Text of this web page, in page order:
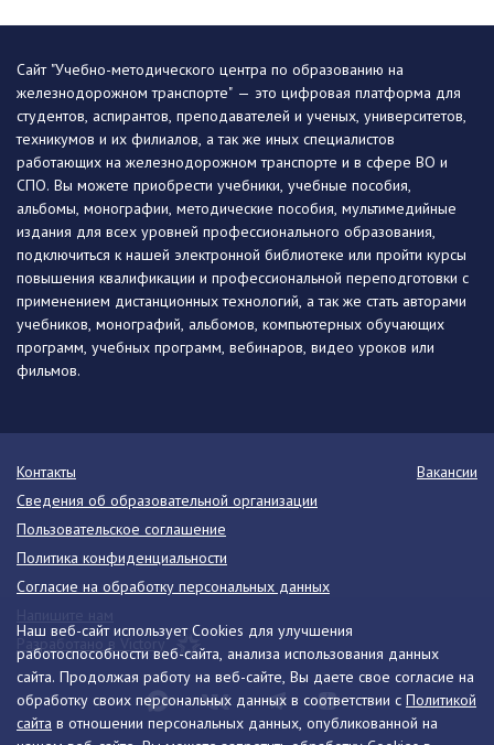
Наш веб-сайт использует Cookies для улучшения
работоспособности веб-сайта, анализа использования данных
сайта. Продолжая работу на веб-сайте, Вы даете свое согласие на
обработку своих персональных данных в соответствии с Политикой
сайта в отношении персональных данных, опубликованной на
Сайт "Учебно-методического центра по образованию на
железнодорожном транспорте" — это цифровая платформа для
студентов, аспирантов, преподавателей и ученых, университетов,
техникумов и их филиалов, а так же иных специалистов
работающих на железнодорожном транспорте и в сфере ВО и
СПО. Вы можете приобрести учебники, учебные пособия,
альбомы, монографии, методические пособия, мультимедийные
издания для всех уровней профессионального образования,
подключиться к нашей электронной библиотеке или пройти курсы
повышения квалификации и профессиональной переподготовки с
применением дистанционных технологий, а так же стать авторами
учебников, монографий, альбомов, компьютерных обучающих
программ, учебных программ, вебинаров, видео уроков или
фильмов.
Контакты
Вакансии
Сведения об образовательной организации
Пользовательское соглашение
Политика конфиденциальности
Согласие на обработку персональных данных
Разработано в Victory